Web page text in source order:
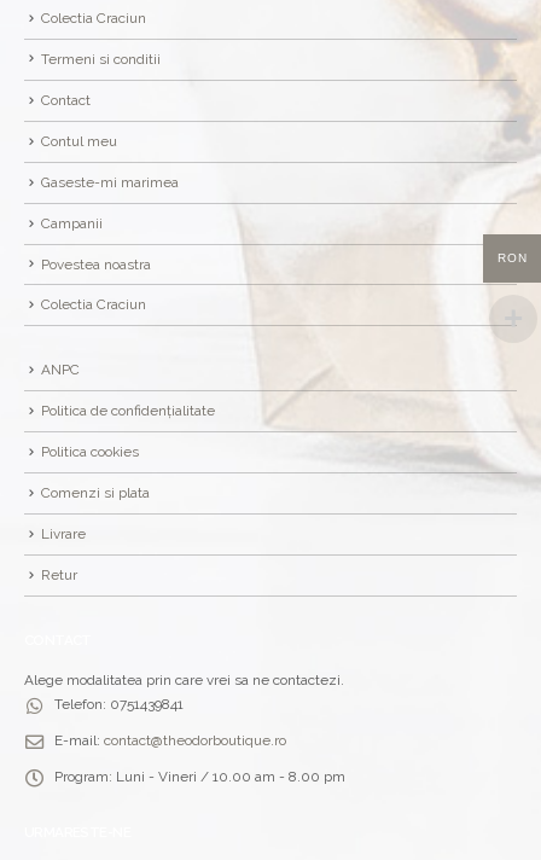
Colectia Craciun
Termeni si conditii
Contact
Contul meu
Gaseste-mi marimea
Campanii
Povestea noastra
Colectia Craciun
ANPC
Politica de confidențialitate
Politica cookies
Comenzi si plata
Livrare
Retur
Alege modalitatea prin care vrei sa ne contactezi.
Telefon: 0751439841
E-mail: contact@theodorboutique.ro
Program: Luni - Vineri / 10.00 am - 8.00 pm
RON